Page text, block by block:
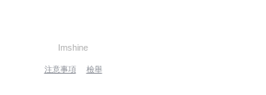
Imshine
注意事項 檢舉